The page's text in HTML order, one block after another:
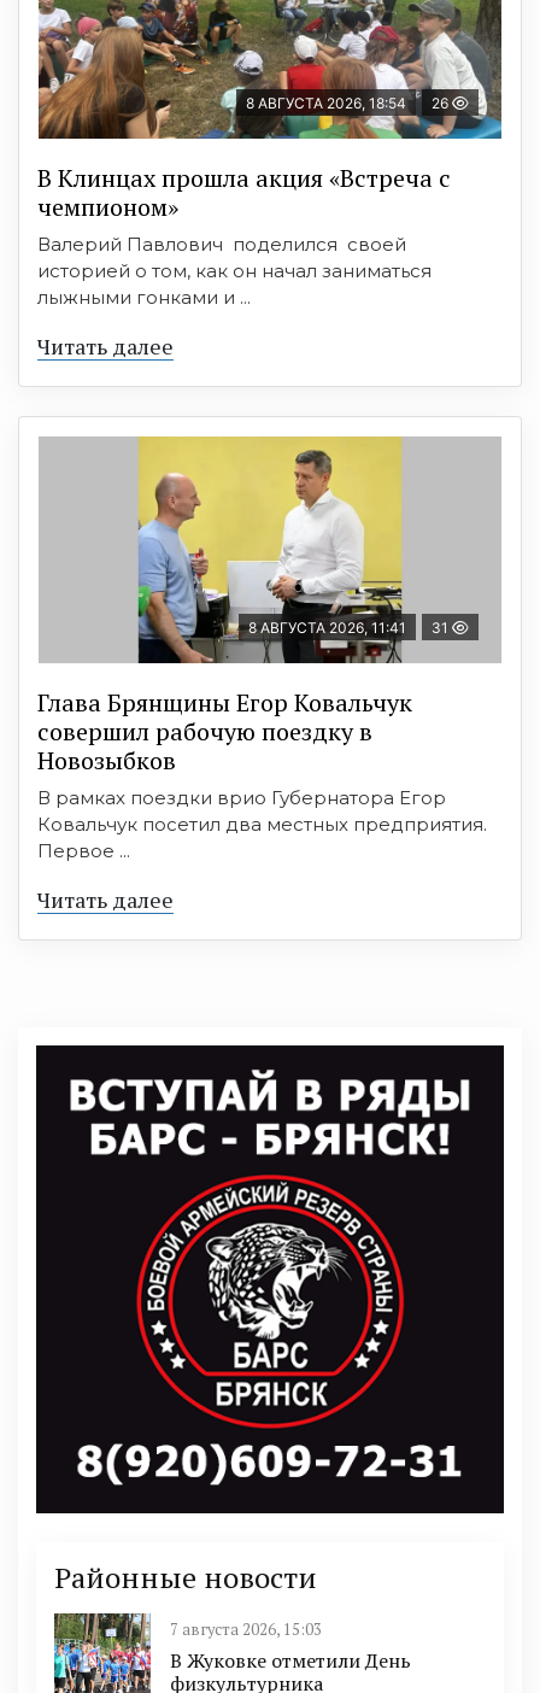
8 АВГУСТА 2026, 18:54 26
В Клинцах прошла акция «Встреча с
чемпионом»
Валерий Павлович поделился своей
историей о том, как он начал заниматься
лыжными гонками и ...
Читать далее
8 АВГУСТА 2026, 11:41 31
Глава Брянщины Егор Ковальчук
совершил рабочую поездку в
Новозыбков
В рамках поездки врио Губернатора Егор
Ковальчук посетил два местных предприятия.
Первое ...
Читать далее
Районные новости
7 августа 2026, 15:03
В Жуковке отметили День
физкультурника